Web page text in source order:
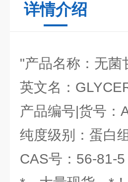
详情介绍
"产品名称：无菌
英文名：
产品编号|货号：
纯度级别：蛋白
CAS号：56-81-5